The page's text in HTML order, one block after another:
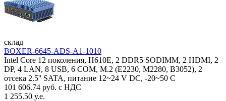
склад
BOXER-6645-ADS-A1-1010
Intel Core 12 поколения, H610E, 2 DDR5 SODIMM, 2 HDMI, 2
DP, 4 LAN, 8 USB, 6 COM, M.2 (E2230, M2280, B3052), 2
отсека 2.5'' SATA, питание 12~24 V DC, -20~50 C
101 606.74 руб. с НДС
1 255.50 у.е.